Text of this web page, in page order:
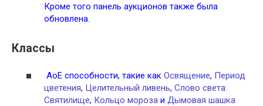
Кроме того панель аукционов также была
обновлена.
Классы
АоЕ способности, такие как Освящение, Период
цветения, Целительный ливень, Слово света:
Святилище, Кольцо мороза и Дымовая шашка